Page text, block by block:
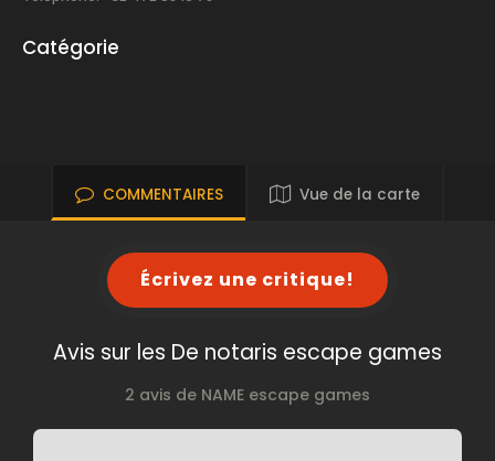
Catégorie
COMMENTAIRES Vue de la carte
Écrivez une critique!
Avis sur les De notaris escape games
2 avis de NAME escape games